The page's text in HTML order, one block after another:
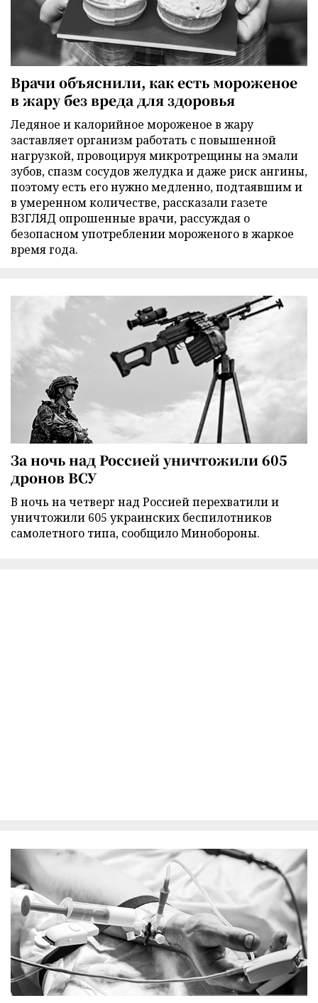
Врачи объяснили, как есть мороженое
в жару без вреда для здоровья
Ледяное и калорийное мороженое в жару
заставляет организм работать с повышенной
нагрузкой, провоцируя микротрещины на эмали
зубов, спазм сосудов желудка и даже риск ангины,
поэтому есть его нужно медленно, подтаявшим и
в умеренном количестве, рассказали газете
ВЗГЛЯД опрошенные врачи, рассуждая о
безопасном употреблении мороженого в жаркое
время года.
За ночь над Россией уничтожили 605
дронов ВСУ
В ночь на четверг над Россией перехватили и
уничтожили 605 украинских беспилотников
самолетного типа, сообщило Минобороны.